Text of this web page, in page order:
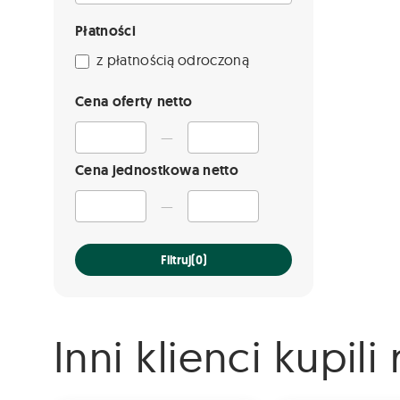
Płatności
z płatnością odroczoną
Cena oferty netto
—
Cena jednostkowa netto
—
Filtruj(0)
Inni klienci kupili